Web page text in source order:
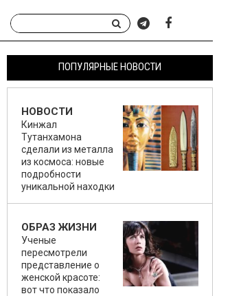
ПОПУЛЯРНЫЕ НОВОСТИ
НОВОСТИ
Кинжал
Тутанхамона
сделали из металла
из космоса: новые
подробности
уникальной находки
ОБРАЗ ЖИЗНИ
Ученые
пересмотрели
представление о
женской красоте:
вот что показало